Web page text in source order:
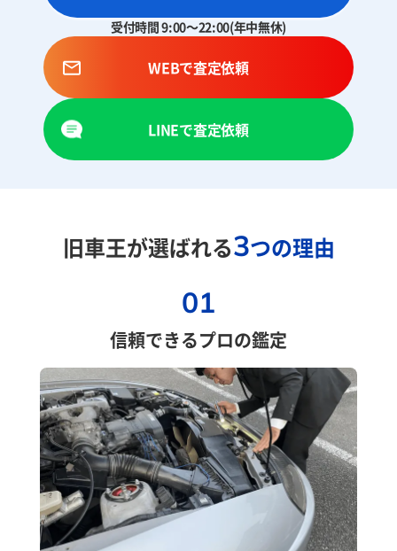
受付時間 9:00～22:00(年中無休)
WEBで査定依頼
LINEで査定依頼
旧車王が選ばれる3つの理由
01
信頼できるプロの鑑定